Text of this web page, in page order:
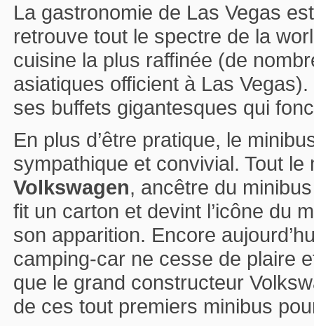
La gastronomie de Las Vegas
retrouve tout le spectre de la
cuisine la plus raffinée (de
asiatiques officient à Las
ses buffets gigantesques qui
En plus d’être pratique, le
sympathique et convivial. Tout
Volkswagen, ancêtre du
fit un carton et devint l’icône du
son apparition. Encore
camping-car ne cesse de plaire
que le grand constructeur
de ces tout premiers minibus